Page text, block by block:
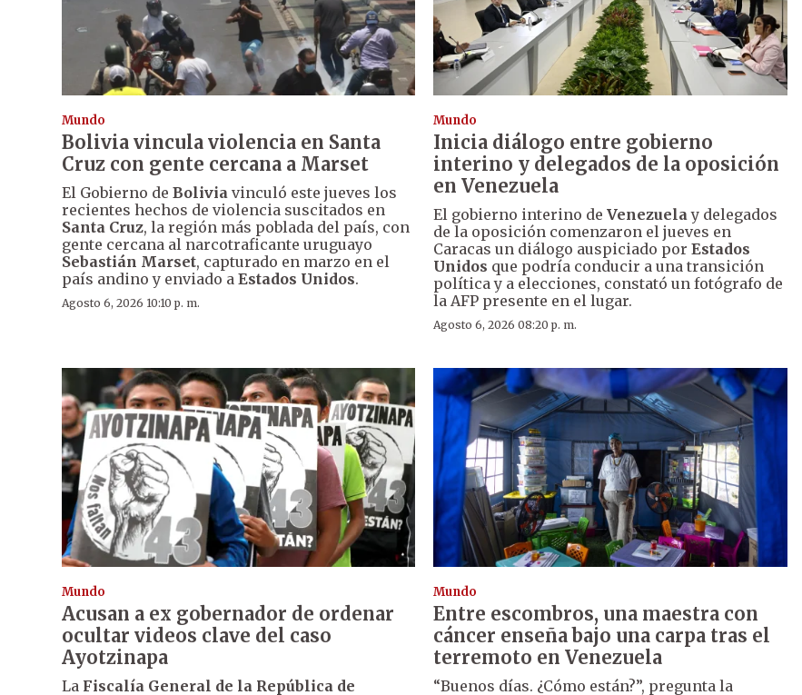
Mundo
Bolivia vincula violencia en Santa
Cruz con gente cercana a Marset
El Gobierno de Bolivia vinculó este jueves los
recientes hechos de violencia suscitados en
Santa Cruz, la región más poblada del país, con
gente cercana al narcotraficante uruguayo
Sebastián Marset, capturado en marzo en el
país andino y enviado a Estados Unidos.
Agosto 6, 2026 10:10 p. m.
Mundo
Inicia diálogo entre gobierno
interino y delegados de la oposición
en Venezuela
El gobierno interino deVenezuelay delegados
de la oposición comenzaron el jueves en
Caracas un diálogo auspiciado porEstados
Unidos que podría conducir a una transición
política y a elecciones, constató un fotógrafo de
la AFP presente en el lugar.
Agosto 6, 2026 08:20 p. m.
Mundo
Acusan a ex gobernador de ordenar
ocultar videos clave del caso
Ayotzinapa
La Fiscalía General de la República de
Mundo
Entre escombros, una maestra con
cáncer enseña bajo una carpa tras el
terremoto en Venezuela
“Buenos días. ¿Cómo están?”, pregunta la